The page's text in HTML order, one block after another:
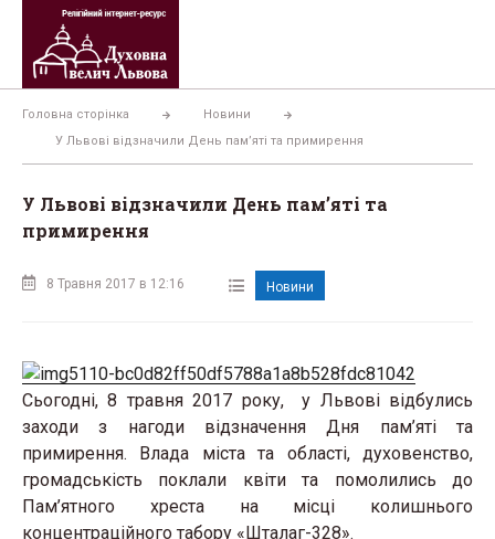
Перейти
вмісту
Головна сторінка
Новини
У Львові відзначили День пам’яті та примирення
У Львові відзначили День пам’яті та
примирення
8 Травня 2017 в 12:16 Новини
Сьогодні, 8 травня 2017 року, у Львові відбулись
заходи з нагоди відзначення Дня пам’яті та
примирення. Влада міста та області, духовенство,
громадськість поклали квіти та помолились до
Пам’ятного хреста на місці колишнього
концентраційного табору «Шталаг-328».